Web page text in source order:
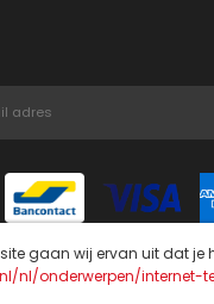
gaan wij ervan uit dat je
nl/onderwerpen/internet-